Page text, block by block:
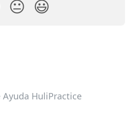
😐 😃